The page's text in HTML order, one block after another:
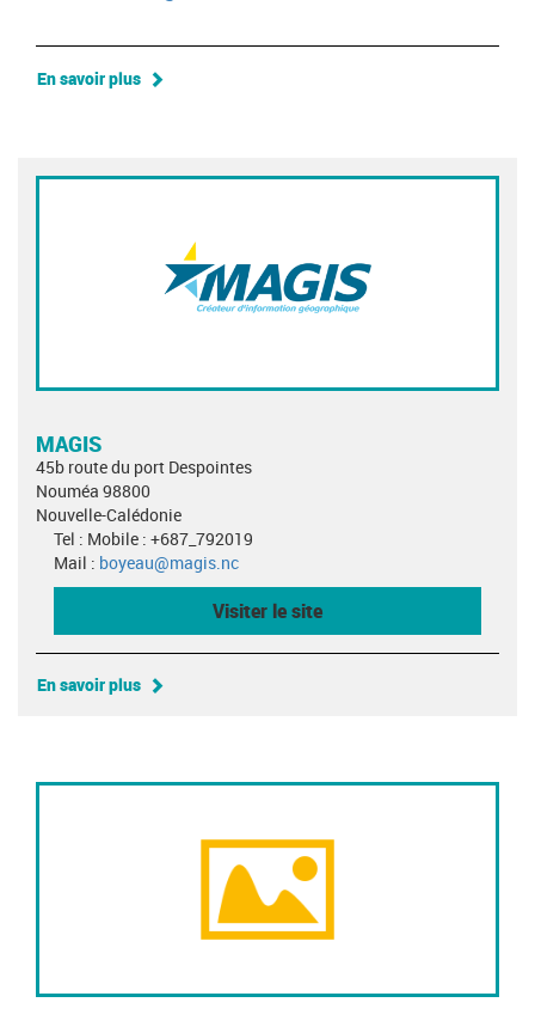
En savoir plus
MAGIS
45b route du port Despointes
Nouméa 98800
Nouvelle-Calédonie
Tel : Mobile : +687_792019
Mail : boyeau@magis.nc
Visiter le site
En savoir plus